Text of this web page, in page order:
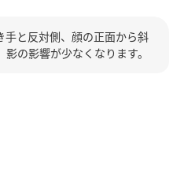
と反対側、顔の正面から斜
の影響が少なくなります。